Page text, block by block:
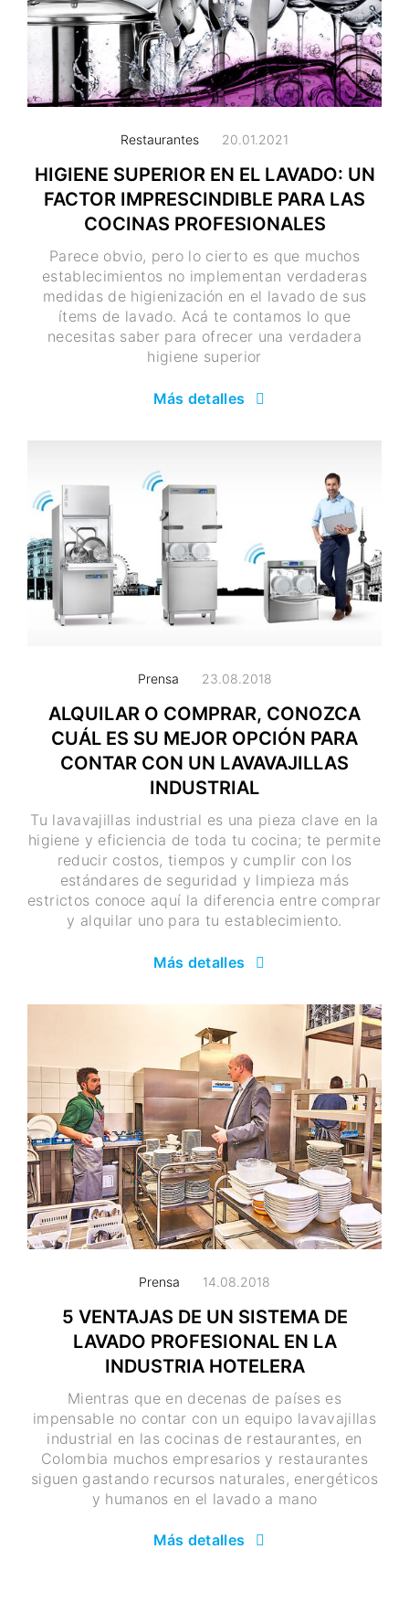
Restaurantes 20.01.2021
HIGIENE SUPERIOR EN EL LAVADO: UN
FACTOR IMPRESCINDIBLE PARA LAS
COCINAS PROFESIONALES
Parece obvio, pero lo cierto es que muchos
establecimientos no implementan verdaderas
medidas de higienización en el lavado de sus
ítems de lavado. Acá te contamos lo que
necesitas saber para ofrecer una verdadera
higiene superior
Más detalles
Prensa 23.08.2018
ALQUILAR O COMPRAR, CONOZCA
CUÁL ES SU MEJOR OPCIÓN PARA
CONTAR CON UN LAVAVAJILLAS
INDUSTRIAL
Tu lavavajillas industrial es una pieza clave en la
higiene y eficiencia de toda tu cocina; te permite
reducir costos, tiempos y cumplir con los
estándares de seguridad y limpieza más
estrictos conoce aquí la diferencia entre comprar
y alquilar uno para tu establecimiento.
Más detalles
Prensa 14.08.2018
5 VENTAJAS DE UN SISTEMA DE
LAVADO PROFESIONAL EN LA
INDUSTRIA HOTELERA
Mientras que en decenas de países es
impensable no contar con un equipo lavavajillas
industrial en las cocinas de restaurantes, en
Colombia muchos empresarios y restaurantes
siguen gastando recursos naturales, energéticos
y humanos en el lavado a mano
Más detalles